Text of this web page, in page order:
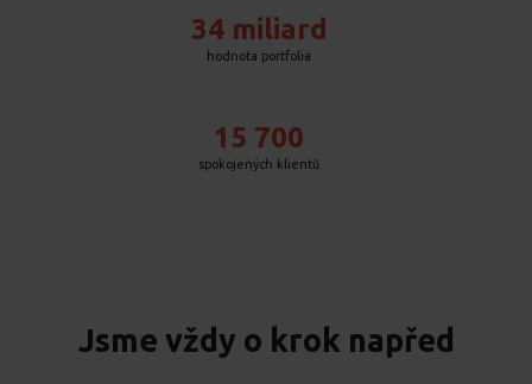
34 miliard
hodnota portfolia
15 700
spokojených klientů
Jsme vždy o krok napřed